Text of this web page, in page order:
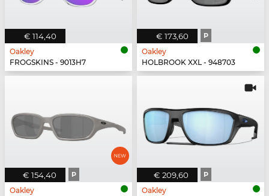
€ 114,40
Oakley
FROGSKINS - 9013H7
€ 173,60 P
Oakley
HOLBROOK XXL - 948703
€ 154,40 P
Oakley
€ 209,60 P
Oakley